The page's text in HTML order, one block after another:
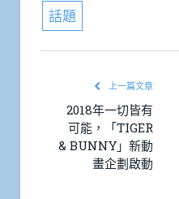
話題
上一篇文章
2018年一切皆有
可能，「TIGER
& BUNNY」新動
畫企劃啟動